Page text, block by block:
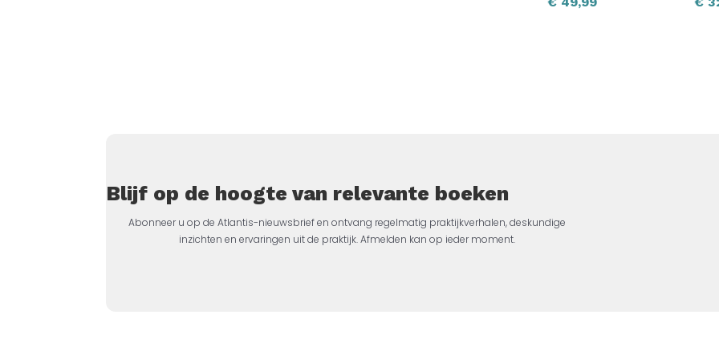
Blijf op de hoogte van relevante boeken
Abonneer u op de Atlantis-nieuwsbrief en ontvang regelmatig praktijkverhalen, deskundige
inzichten en ervaringen uit de praktijk. Afmelden kan op ieder moment.